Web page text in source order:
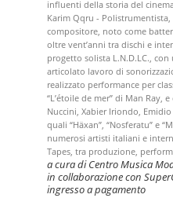
influenti della storia del
Karim Qqru -
compositore, noto come
oltre vent’anni tra dischi e
progetto solista L.N.D.LC.,
articolato lavoro di
realizzato performance per
“L’étoile de mer” di Man Ray,
Nuccini, Xabier Iriondo,
quali “Häxan”, “Nosferatu” e
numerosi artisti italiani e
Tapes, tra produzione,
a cura di Centro Musica
in collaborazione con
ingresso a pagamento